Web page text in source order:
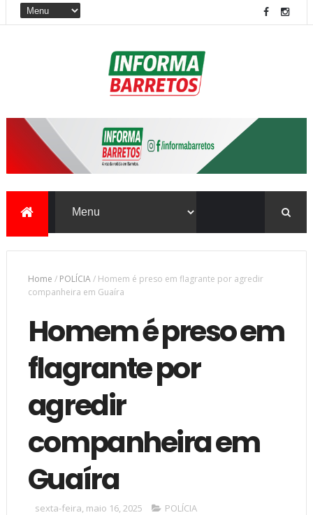
Home / POLÍCIA/ Homem é preso em flagrante por agredir
companheira em Guaíra
Homem é preso em
flagrante por
agredir
companheira em
Guaíra
sexta-feira, maio 16, 2025 POLÍCIA